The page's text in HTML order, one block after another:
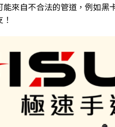
來自不合法的管道，例如